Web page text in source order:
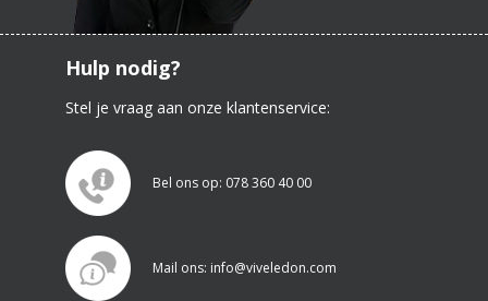
Hulp nodig?
Stel je vraag aan onze klantenservice:
Bel ons op: 078 360 40 00
Mail ons: info@viveledon.com